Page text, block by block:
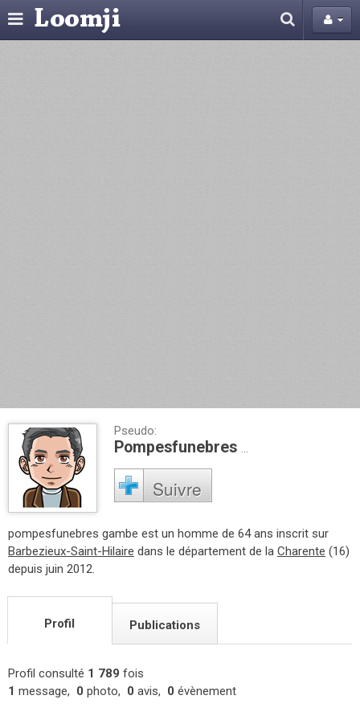
Pseudo:
Pompesfunebres Gambe
Suivre
pompesfunebres gambe est un homme de 64 ans inscrit sur
Barbezieux-Saint-Hilaire dans le département de la Charente (16)
depuis juin 2012.
Profil Publications
Profil consulté 1 789 fois
1 message, 0 photo, 0 avis, 0 évènement